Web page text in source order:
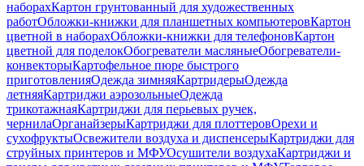
наборахКартон грунтованный для художественных
работОбложки-книжки для планшетных компьютеровКартон
цветной в наборахОбложки-книжки для телефоновКартон
цветной для поделокОбогреватели масляныеОбогреватели-
конвекторыКартофельное пюре быстрого
приготовленияОдежда зимняяКартридерыОдежда
летняяКартриджи аэрозольныеОдежда
трикотажнаяКартриджи для перьевых ручек,
чернилаОрганайзерыКартриджи для плоттеровОрехи и
сухофруктыОсвежители воздуха и диспенсерыКартриджи для
струйных принтеров и МФУОсушители воздухаКартриджи и